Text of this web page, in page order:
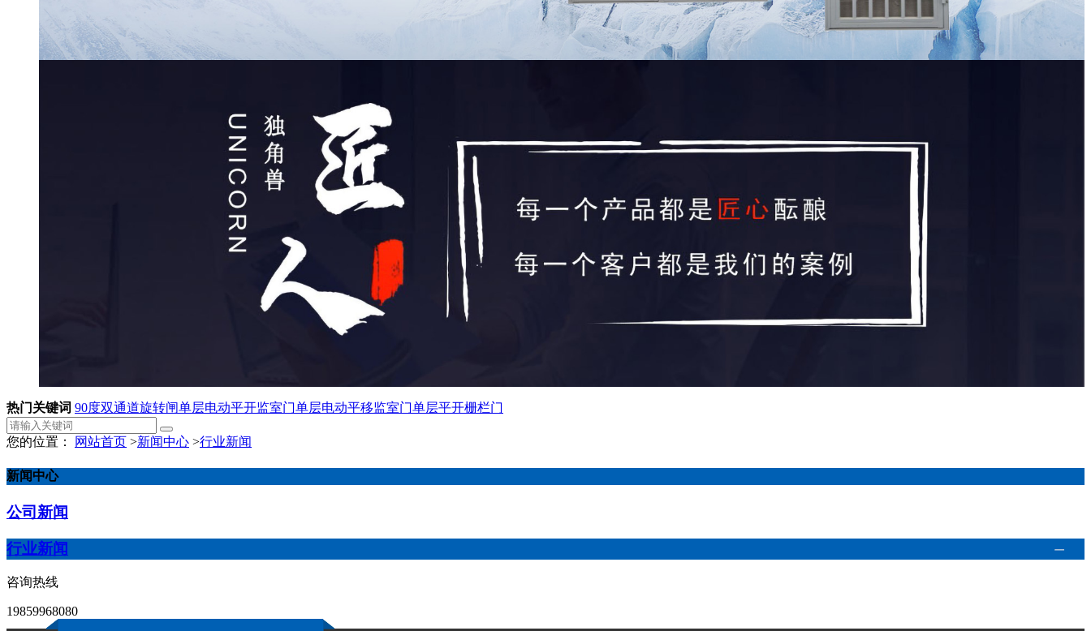
热门关键词 90度双通道旋转闸单层电动平开监室门单层电动平移监室门单层平开栅栏门
您的位置： 网站首页 >新闻中心 >行业新闻
新闻中心
公司新闻
行业新闻
咨询热线
19859968080